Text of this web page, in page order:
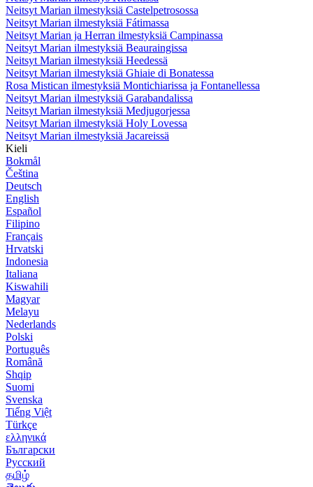
Neitsyt Marian ilmestyksiä Castelpetrosossa
Neitsyt Marian ilmestyksiä Fátimassa
Neitsyt Marian ja Herran ilmestyksiä Campinassa
Neitsyt Marian ilmestyksiä Beauraingissa
Neitsyt Marian ilmestyksiä Heedessä
Neitsyt Marian ilmestyksiä Ghiaie di Bonatessa
Rosa Mistican ilmestyksiä Montichiarissa ja Fontanellessa
Neitsyt Marian ilmestyksiä Garabandalissa
Neitsyt Marian ilmestyksiä Medjugorjessa
Neitsyt Marian ilmestyksiä Holy Lovessa
Neitsyt Marian ilmestyksiä Jacareissä
Kieli
Bokmål
Čeština
Deutsch
English
Español
Filipino
Français
Hrvatski
Indonesia
Italiana
Kiswahili
Magyar
Melayu
Nederlands
Polski
Português
Română
Shqip
Suomi
Svenska
Tiếng Việt
Türkçe
ελληνικά
Български
Русский
தமிழ்